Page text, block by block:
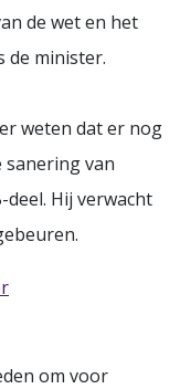
de wet en het
de minister.
weten dat er nog
sanering van
Hij verwacht
om voor